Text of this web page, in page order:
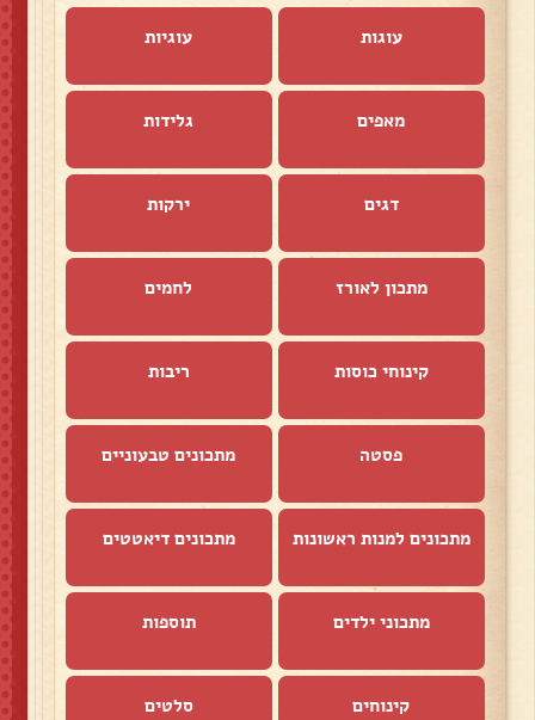
עוגות עוגיות
מאפים גלידות
דגים ירקות
מתכון לאורז לחמים
קינוחי כוסות ריבות
פסטה מתכונים טבעוניים
מתכונים למנות ראשונות מתכונים דיאטטים
מתכוני ילדים תוספות
קינוחים סלטים